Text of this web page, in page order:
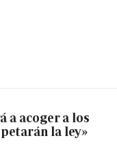
a acoger a los
la ley»